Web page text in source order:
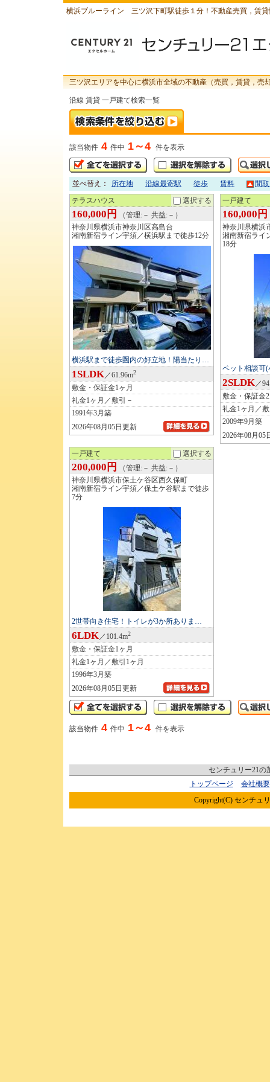
横浜ブルーライン 三ツ沢下町駅徒歩１分！不動産売買，賃
三ツ沢エリアを中心に横浜市全域の不動産（売買，賃貸，
沿線 賃貸 一戸建て検索一覧
該当物件 4 件中 1～4 件を表示
並べ替え： 所在地 沿線最寄駅 徒歩 賃料 間
テラスハウス 選択する
160,000円
（管理:－ 共益:－）
神奈川県横浜市神奈川区高島台
湘南新宿ライン宇須／横浜駅まで徒歩12分
横浜駅まで徒歩圏内の好立地！陽当たり…
1SLDK／61.96m2
敷金・保証金1ヶ月
礼金1ヶ月／敷引－
1991年3月築
2026年08月05日更新
一戸建て
160,000円
神奈川県横浜
湘南新宿ライ
18分
ペット相談可
2SLDK／
敷金・保証金
礼金1ヶ月／
2009年9月築
2026年08月05
一戸建て 選択する
200,000円
（管理:－ 共益:－）
神奈川県横浜市保土ケ谷区西久保町
湘南新宿ライン宇須／保土ケ谷駅まで徒歩
7分
2世帯向き住宅！トイレが3か所ありま…
6LDK／101.4m2
敷金・保証金1ヶ月
礼金1ヶ月／敷引1ヶ月
1996年3月築
2026年08月05日更新
該当物件 4 件中 1～4 件を表示
センチュリー21の
トップページ
会社概要
Copyright(C) センチュ